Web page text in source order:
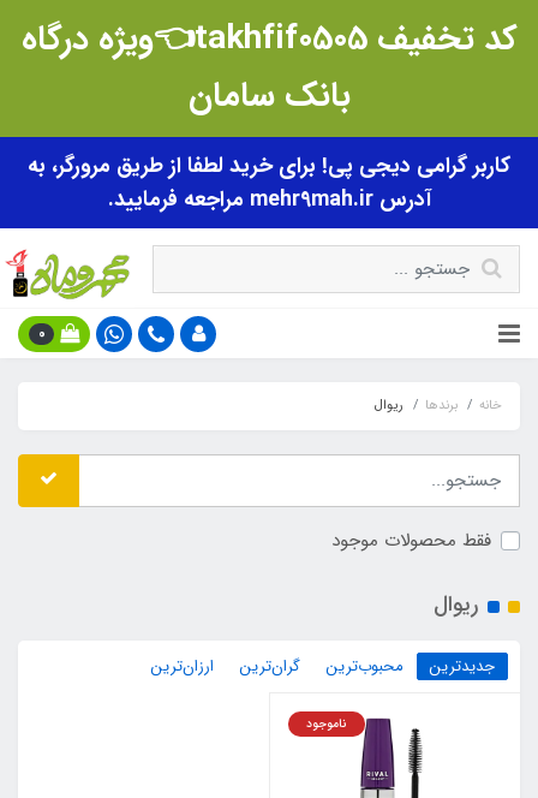
کد تخفیف takhfif0505👈ویژه درگاه
بانک سامان
کاربر گرامی دیجی پی! برای خرید لطفا از طریق مرورگر، به
آدرس mehr9mah.ir مراجعه فرمایید.
0
خانه برندها ریوال
فقط محصولات موجود
ریوال
جدیدترین محبوب‌ترین گران‌ترین ارزان‌ترین
ناموجود